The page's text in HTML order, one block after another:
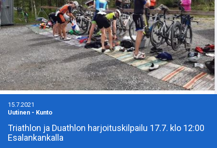
15.7.2021
Uutinen - Kunto
Triathlon ja Duathlon harjoituskilpailu 17.7. klo 12:00
Esalankankalla